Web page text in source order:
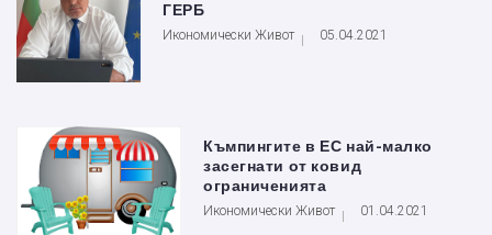
ГЕРБ
Икономически Живот 05.04.2021
Къмпингите в ЕС най-малко
засегнати от ковид
ограниченията
Икономически Живот 01.04.2021